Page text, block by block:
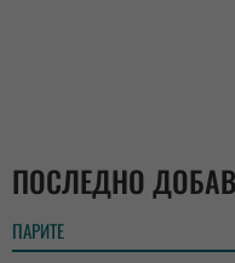
ПОСЛЕДНО
ПАРИТЕ